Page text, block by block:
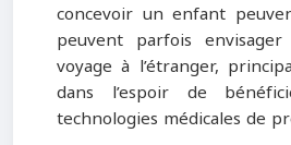
concevoir un enfant
peuvent parfois
voyage à l’étranger,
dans l’espoir de
technologies médicales de